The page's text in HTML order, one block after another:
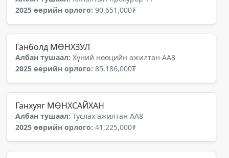
2025 өөрийн орлого: 90,651,000₮
Ганболд МӨНХЗУЛ
Албан тушаал: Хүний нөөцийн ажилтан АА8
2025 өөрийн орлого: 85,186,000₮
Ганхуяг МӨНХСАЙХАН
Албан тушаал: Туслах ажилтан АА8
2025 өөрийн орлого: 41,225,000₮